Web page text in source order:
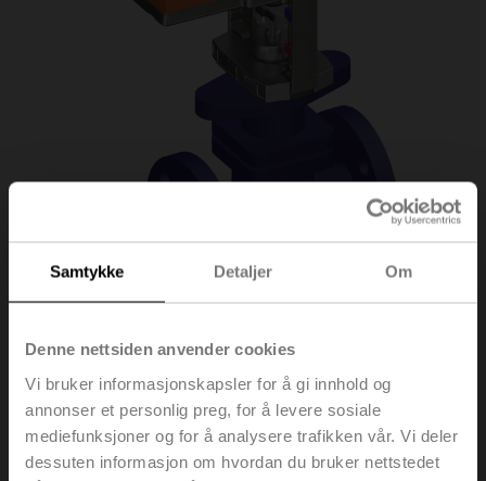
Samtykke Detaljer Om
Denne nettsiden anvender cookies
Vi bruker informasjonskapsler for å gi innhold og
annonser et personlig preg, for å levere sosiale
mediefunksjoner og for å analysere trafikken vår. Vi deler
dessuten informasjon om hvordan du bruker nettstedet
H6015X2P5-
S2+LV24A-TPC